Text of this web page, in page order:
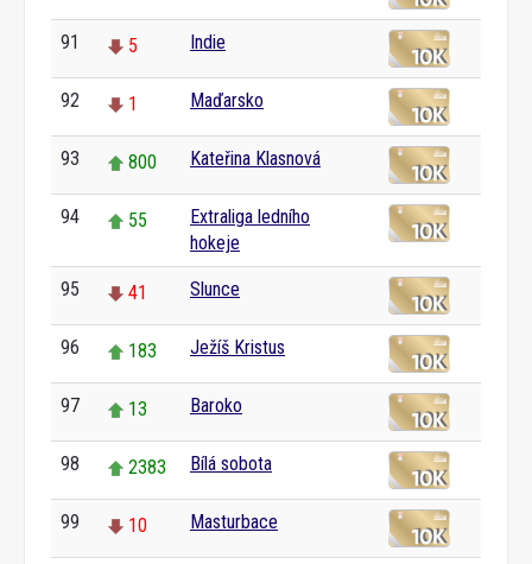
91 5 Indie
92 1 Maďarsko
93 800 Kateřina Klasnová
94 55
Extraliga ledního
hokeje
95 41 Slunce
96 183 Ježíš Kristus
97 13 Baroko
98 2383 Bílá sobota
99 10 Masturbace